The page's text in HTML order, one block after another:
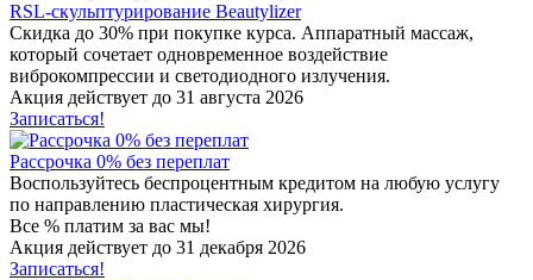
RSL-скульптурирование Beautylizer
Скидка до 30% при покупке курса. Аппаратный массаж,
который сочетает одновременное воздействие
виброкомпрессии и светодиодного излучения.
Акция действует до 31 августа 2026
Записаться!
Рассрочка 0% без переплат
Воспользуйтесь беспроцентным кредитом на любую услугу
по направлению пластическая хирургия.
Все % платим за вас мы!
Акция действует до 31 декабря 2026
Записаться!